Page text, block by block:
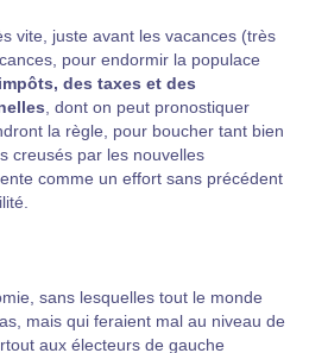
vite, juste avant les vacances (très
pour endormir la populace
des taxes et des
, dont on peut pronostiquer
la règle, pour boucher tant bien
creusés par les nouvelles
comme un effort sans précédent
sans lesquelles tout le monde
mais qui feraient mal au niveau de
aux électeurs de gauche